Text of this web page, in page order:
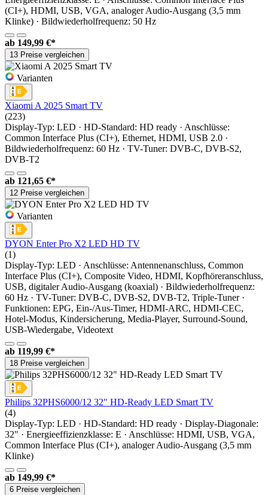
(CI+), HDMI, USB, VGA, analoger Audio-Ausgang (3,5 mm
Klinke) · Bildwiederholfrequenz: 50 Hz
ab 149,99 €*
13 Preise vergleichen
Varianten
Xiaomi A 2025 Smart TV
(223)
Display-Typ: LED · HD-Standard: HD ready · Anschlüsse:
Common Interface Plus (CI+), Ethernet, HDMI, USB 2.0 ·
Bildwiederholfrequenz: 60 Hz · TV-Tuner: DVB-C, DVB-S2,
DVB-T2
ab 121,65 €*
12 Preise vergleichen
Varianten
DYON Enter Pro X2 LED HD TV
(1)
Display-Typ: LED · Anschlüsse: Antennenanschluss, Common
Interface Plus (CI+), Composite Video, HDMI, Kopfhöreranschluss,
USB, digitaler Audio-Ausgang (koaxial) · Bildwiederholfrequenz:
60 Hz · TV-Tuner: DVB-C, DVB-S2, DVB-T2, Triple-Tuner ·
Funktionen: EPG, Ein-/Aus-Timer, HDMI-ARC, HDMI-CEC,
Hotel-Modus, Kindersicherung, Media-Player, Surround-Sound,
USB-Wiedergabe, Videotext
ab 119,99 €*
18 Preise vergleichen
Philips 32PHS6000/12 32" HD-Ready LED Smart TV
(4)
Display-Typ: LED · HD-Standard: HD ready · Display-Diagonale:
32" · Energieeffizienzklasse: E · Anschlüsse: HDMI, USB, VGA,
Common Interface Plus (CI+), analoger Audio-Ausgang (3,5 mm
Klinke)
ab 149,99 €*
6 Preise vergleichen